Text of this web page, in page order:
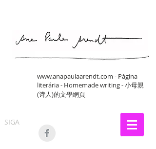
www.anapaulaarendt.com - Página
literária - Homemade writing - 小母親
(诗人)的文學網頁
SIGA